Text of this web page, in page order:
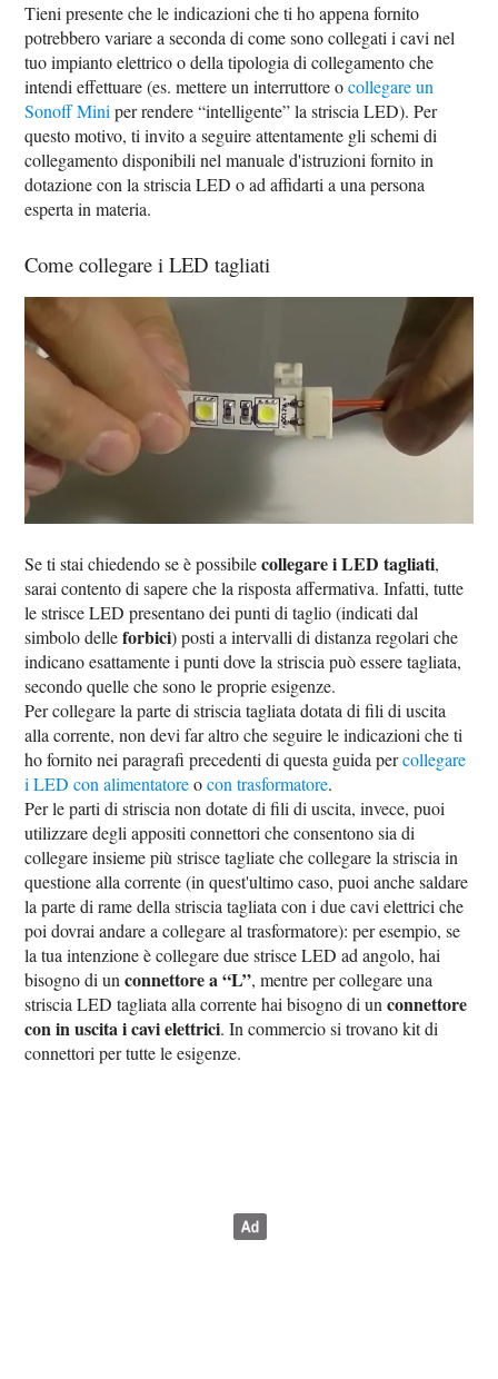
Tieni presente che le indicazioni che ti ho appena fornito
potrebbero variare a seconda di come sono collegati i cavi nel
tuo impianto elettrico o della tipologia di collegamento che
intendi effettuare (es. mettere un interruttore ocollegare un
Sonoff Mini per rendere “intelligente” la striscia LED). Per
questo motivo, ti invito a seguire attentamente gli schemi di
collegamento disponibili nel manuale d'istruzioni fornito in
dotazione con la striscia LED o ad affidarti a una persona
esperta in materia.
Come collegare i LED tagliati
Se ti stai chiedendo se è possibilecollegare i LED tagliati,
sarai contento di sapere che la risposta affermativa. Infatti, tutte
le strisce LED presentano dei punti di taglio (indicati dal
simbolo delleforbici) posti a intervalli di distanza regolari che
indicano esattamente i punti dove la striscia può essere tagliata,
secondo quelle che sono le proprie esigenze.
Per collegare la parte di striscia tagliata dotata di fili di uscita
alla corrente, non devi far altro che seguire le indicazioni che ti
ho fornito nei paragrafi precedenti di questa guida percollegare
i LED con alimentatoreocon trasformatore.
Per le parti di striscia non dotate di fili di uscita, invece, puoi
utilizzare degli appositi connettori che consentono sia di
collegare insieme più strisce tagliate che collegare la striscia in
questione alla corrente (in quest'ultimo caso, puoi anche saldare
la parte di rame della striscia tagliata con i due cavi elettrici che
poi dovrai andare a collegare al trasformatore): per esempio, se
la tua intenzione è collegare due strisce LED ad angolo, hai
bisogno di unconnettore a “L”, mentre per collegare una
striscia LED tagliata alla corrente hai bisogno di unconnettore
con in uscita i cavi elettrici. In commercio si trovano kit di
connettori per tutte le esigenze.